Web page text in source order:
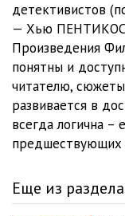
детективистов
— Хью
Произведения
понятны и
читателю,
развивается в
всегда логична –
предшествующих
Еще из